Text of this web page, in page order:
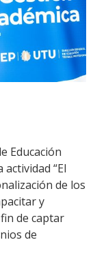
Educación
“El
de los
y
de captar
de